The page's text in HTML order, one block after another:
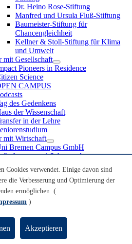
Dr. Heino Rose-Stiftung
Manfred und Ursula Fluß-Stiftung
Baumeister-Stiftung für
Chancengleichheit
Kellner & Stoll-Stiftung für Klima
und Umwelt
mit Gesellschaft
Pioneers in Residence
Science
CAMPUS
des Gedenkens
der Wissenschaft
in der Lehre
mit Wirtschaft
Bremen Campus GmbH
und Schutzrechte
an der Universität Bremen
an der Universität Bremen
mit Schule
und Schüler
Cookies verwendet. Einige davon sind
die Verbesserung und Optimierung der
ermöglichen. (
)
Akzeptieren